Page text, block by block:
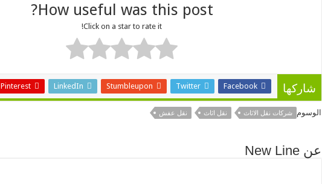
How useful was this post?
Click on a star to rate it!
شاركها Facebook
Twitter
Stumbleupon
LinkedIn
Pinterest
الوسوم شركات نقل الاثاث نقل اثاث نقل عفش
عن New Line